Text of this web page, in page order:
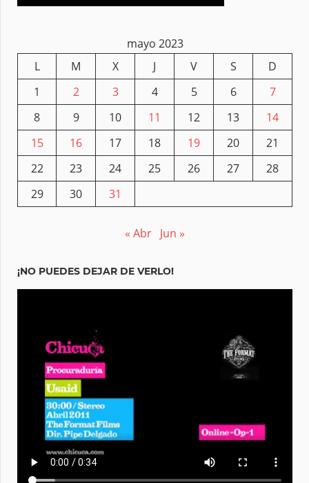
mayo 2023
L
M X J V S
D
1
2 3 4 5 6
7
8
9 10 11 12 13
14
15
16 17 18 19 20
21
22
23 24 25 26 27
28
29
30 31
« Abr Jun »
¡NO PUEDES DEJAR DE VERLO!